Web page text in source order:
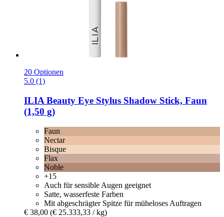
20 Optionen
5.0 (1)
ILIA Beauty Eye Stylus Shadow Stick, Faun
(1,50 g)
Faun
Nectar
Bisque
Flax
Noble
+15
Auch für sensible Augen geeignet
Satte, wasserfeste Farben
Mit abgeschrägter Spitze für müheloses Auftragen
€ 38,00 (€ 25.333,33 / kg)